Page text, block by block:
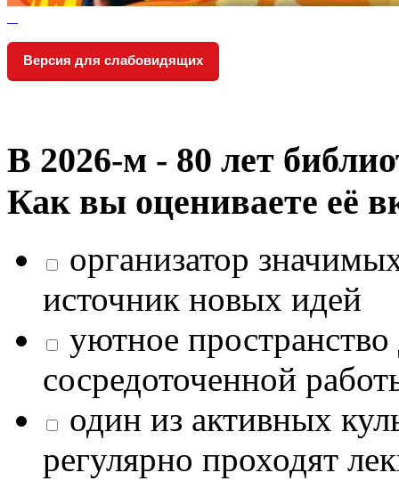
Версия для слабовидящих
В 2026‑м - 80 лет
Как вы оцениваете её
организатор
источник новых идей
уютное
сосредоточенной
один из активных
регулярно проходят